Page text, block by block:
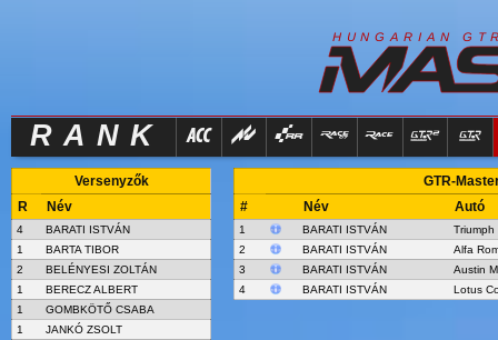
H U N G A R I A N G T
RANK
Versenyzők
R
Név
4
BARATI ISTVÁN
1
BARTA TIBOR
2
BELÉNYESI ZOLTÁN
1
BERECZ ALBERT
1
GOMBKÖTŐ CSABA
1
JANKÓ ZSOLT
GTR-
#
Név Autó
1 BARATI ISTVÁN
Triumph
2
BARATI ISTVÁN
Alfa
3
BARATI ISTVÁN
Austin
4
BARATI ISTVÁN Lotus